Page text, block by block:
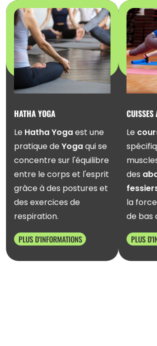
CUISSES ABDOS FESSIERS
Le cours CAFcible
spécifiquement les
muscles descuisses,
desabdominaux et des
fessierspour améliorer
la force et la définition
de bas du corps.
PLUS D'INFORMATIONS
RPM
Le RPM
de
(vélo
sur la
vitesse
PLUS